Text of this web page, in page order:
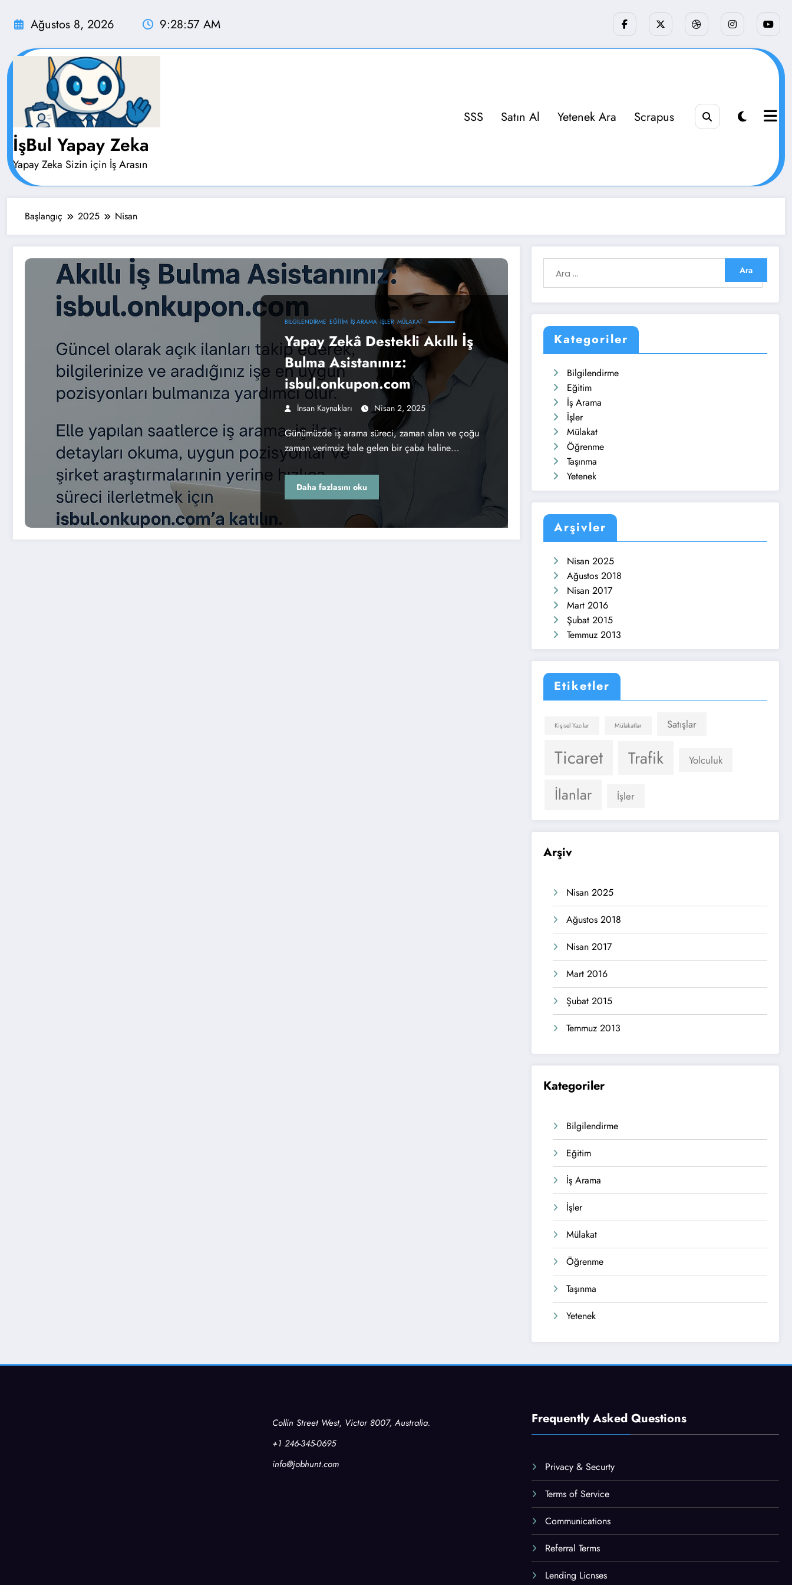
Ağustos 8, 2026 9:28:58 AM
İşBul Yapay Zeka
Yapay Zeka Sizin için İş Arasın
SSS Satın Al Yetenek Ara Scrapus
Başlangıç 2025 Nisan
BILGILENDIRME EĞITIM İŞ ARAMA İŞLER MÜLAKAT
Yapay Zekâ Destekli Akıllı İş
Bulma Asistanınız:
isbul.onkupon.com
İnsan Kaynakları Nisan 2, 2025
Günümüzde iş arama süreci, zaman alan ve çoğu
zaman verimsiz hale gelen bir çaba haline…
Daha fazlasını oku
Kategoriler
Bilgilendirme
Eğitim
İş Arama
İşler
Mülakat
Öğrenme
Taşınma
Yetenek
Arşivler
Nisan 2025
Ağustos 2018
Nisan 2017
Mart 2016
Şubat 2015
Temmuz 2013
Etiketler
Kişisel Yazılar Mülakatlar Satışlar
Ticaret Trafik Yolculuk
İlanlar İşler
Arşiv
Nisan 2025
Ağustos 2018
Nisan 2017
Mart 2016
Şubat 2015
Temmuz 2013
Kategoriler
Bilgilendirme
Eğitim
İş Arama
İşler
Mülakat
Öğrenme
Taşınma
Yetenek
Collin Street West, Victor 8007, Australia.
+1 246-345-0695
info@jobhunt.com
Frequently Asked Questions
Privacy & Securty
Terms of Service
Communications
Referral Terms
Lending Licnses